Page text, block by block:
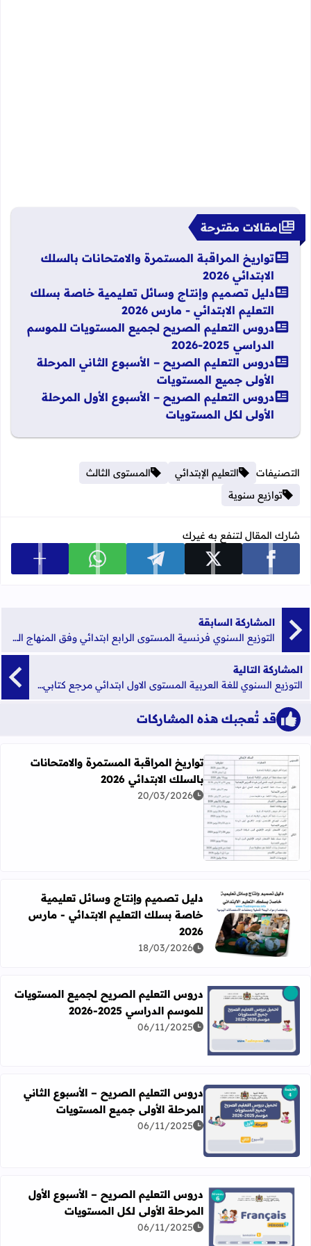
مقالات مقترحة
تواريخ المراقبة المستمرة والامتحانات بالسلك
الابتدائي 2026
دليل تصميم وإنتاج وسائل تعليمية خاصة بسلك
التعليم الابتدائي - مارس 2026
دروس التعليم الصريح لجميع المستويات للموسم
الدراسي 2025-2026
دروس التعليم الصريح – الأسبوع الثاني المرحلة
الأولى جميع المستويات
دروس التعليم الصريح – الأسبوع الأول المرحلة
الأولى لكل المستويات
التصنيفات التعليم الإبتدائي
المستوى الثالث
توازيع سنوية
شارك المقال لتنفع به غيرك
شارك على facebook شارك على x شارك على telegram شارك على whatsapp عرض
المشاركة السابقة
التوزيع السنوي فرنسية المستوى الرابع ابتدائي وفق المنهاج الجديد شتنبر 2019
المشاركة التالية
التوزيع السنوي للغة العربية المستوى الاول ابتدائي مرجع كتابي في اللغة العربية 2019- 2020
قد تُعجبك هذه المشاركات
اقرأ المزيد عن تواريخ المراقبة المستمرة والامتحانات بالسلك
تواريخ المراقبة المستمرة والامتحانات
بالسلك الابتدائي 2026
20/03/2026
اقرأ المزيد عن دليل تصميم وإنتاج وسائل تعليمية خاصة بسلك
دليل تصميم وإنتاج وسائل تعليمية
خاصة بسلك التعليم الابتدائي - مارس
2026
18/03/2026
اقرأ المزيد عن دروس التعليم الصريح لجميع المستويات للموسم
دروس التعليم الصريح لجميع المستويات
للموسم الدراسي 2025-2026
06/11/2025
اقرأ المزيد عن دروس التعليم الصريح – الأسبوع الثاني
دروس التعليم الصريح – الأسبوع الثاني
المرحلة الأولى جميع المستويات
06/11/2025
اقرأ المزيد عن دروس التعليم الصريح – الأسبوع الأول
دروس التعليم الصريح – الأسبوع الأول
المرحلة الأولى لكل المستويات
06/11/2025